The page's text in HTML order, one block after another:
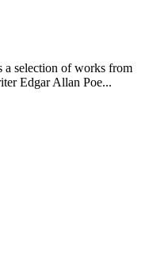
a selection of works from
Edgar Allan Poe...